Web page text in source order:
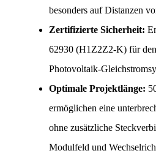
besonders auf Distanzen
Zertifizierte Sicherheit:
62930 (H1Z2Z2-K) für
Photovoltaik-
Optimale Projektlänge:
ermöglichen eine
ohne zusätzliche
Modulfeld und